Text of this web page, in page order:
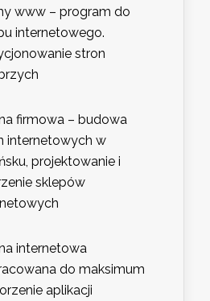
www – program do
internetowego.
stron
firmowa – budowa
internetowych w
projektowanie i
sklepów
internetowa
do maksimum
aplikacji